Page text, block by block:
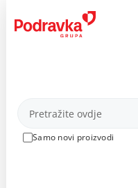
content
Proizvodi
Samo novi proizvodi